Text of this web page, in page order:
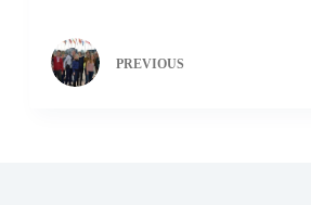
PREVIOUS